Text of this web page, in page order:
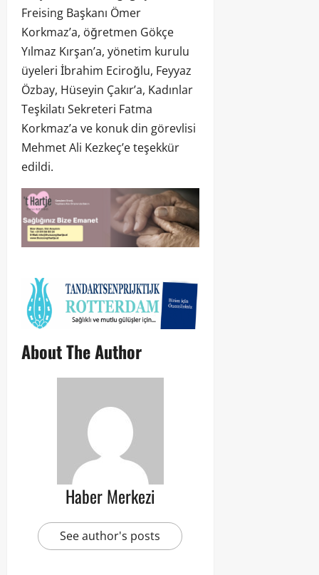
Freising Başkanı Ömer
Korkmaz’a, öğretmen Gökçe
Yılmaz Kırşan’a, yönetim kurulu
üyeleri İbrahim Eciroğlu, Feyyaz
Özbay, Hüseyin Çakır’a, Kadınlar
Teşkilatı Sekreteri Fatma
Korkmaz’a ve konuk din görevlisi
Mehmet Ali Kezkeç’e teşekkür
edildi.
About The Author
Haber Merkezi
See author's posts